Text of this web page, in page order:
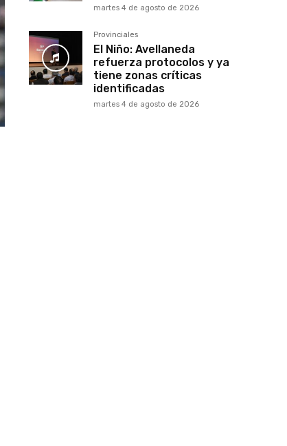
martes 4 de agosto de 2026
Provinciales
El Niño: Avellaneda
refuerza protocolos y ya
tiene zonas críticas
identificadas
martes 4 de agosto de 2026